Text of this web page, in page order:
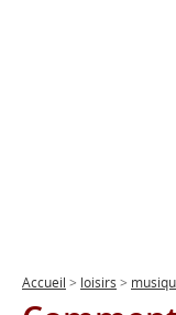
Accueil > loisirs >